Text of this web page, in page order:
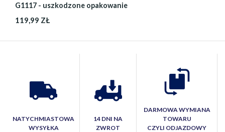
G1117 - uszkodzone opakowanie
119,99 ZŁ
NATYCHMIASTOWA
WYSYŁKA
14 DNI NA
ZWROT
DARMOWA WYMIANA
TOWARU
CZYLI ODJAZDOWY